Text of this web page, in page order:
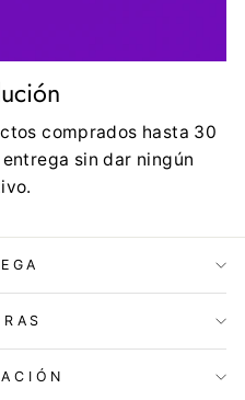
comprados hasta 30
sin dar ningún